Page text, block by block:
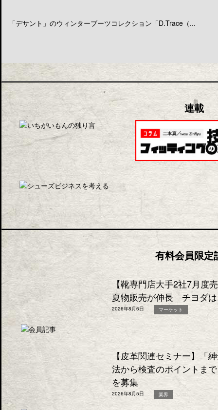
「デサント」のウィンターブーツコレクション「D.Trace（...
連載
有料会員限定
【靴専門店大手2社7月度
夏物販売が伸長 チヨダ
2026年8月6日 マーケット
【皮革関連セミナー】「
法から検査のポイントま
を募集
2026年8月5日 業界